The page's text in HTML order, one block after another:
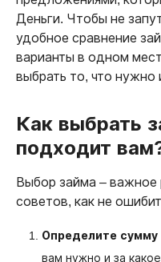
Деньги. Чтобы не
удобное сравнение
варианты в одном
выбрать то, что нужно
Как выбрать
подходит
Выбор займа – важное
советов, как не
Определите сумму
вам нужно и за